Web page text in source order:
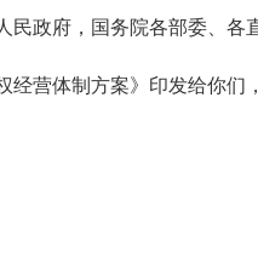
民政府，国务院各部委、各
经营体制方案》印发给你们